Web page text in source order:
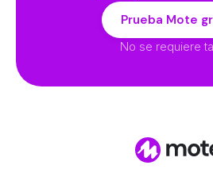
Prueba Mote
No se requiere